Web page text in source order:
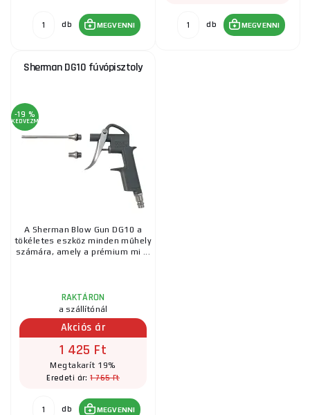
db MEGVENNI db MEGVENNI
Sherman DG10 fúvópisztoly
-19 %
KEDVEZMÉNY
A Sherman Blow Gun DG10 a
tökéletes eszköz minden műhely
számára, amely a prémium mi ...
RAKTÁRON
a szállítónál
Akciós ár
1 425 Ft
Megtakarít 19%
Eredeti ár:1 765 Ft
db MEGVENNI